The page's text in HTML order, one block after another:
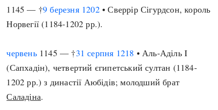
1145 — †9 березня 1202• Сверрір Сігурдсон, король
Норвегії (1184-1202 рр.).
червень1145 — †31 серпня 1218 • Аль-Аділь I
(Сапхадін), четвертий єгипетський султан (1184-
1202 рр.) з династії Аюбідів; молодший брат
Саладіна.